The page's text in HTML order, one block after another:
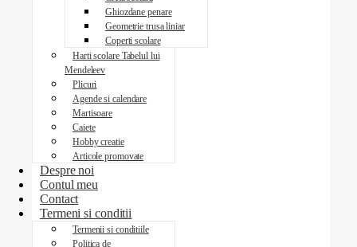
Ghiozdane penare
Geometrie trusa liniar
Coperti scolare
Harti scolare Tabelul lui
Mendeleev
Plicuri
Agende si calendare
Martisoare
Caiete
Hobby creatie
Articole promovate
Despre noi
Contul meu
Contact
Termeni si conditii
Termenii si conditiile
Politica de